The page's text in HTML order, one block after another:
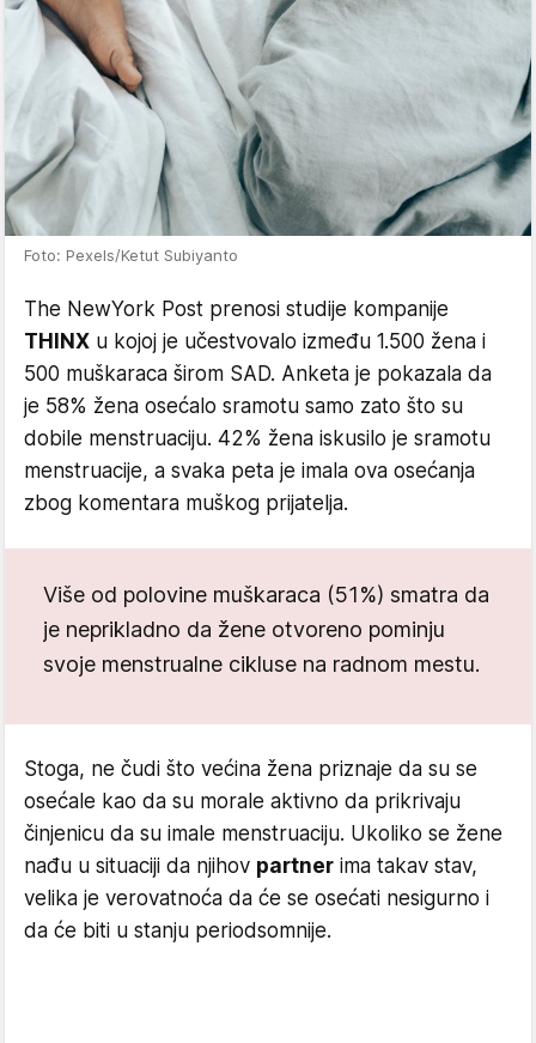
Foto: Pexels/Ketut Subiyanto
The NewYork Post prenosi studije kompanije
THINX u kojoj je učestvovalo između 1.500 žena i
500 muškaraca širom SAD. Anketa je pokazala da
je 58% žena osećalo sramotu samo zato što su
dobile menstruaciju. 42% žena iskusilo je sramotu
menstruacije, a svaka peta je imala ova osećanja
zbog komentara muškog prijatelja.
Više od polovine muškaraca (51%) smatra da
je neprikladno da žene otvoreno pominju
svoje menstrualne cikluse na radnom mestu.
Stoga, ne čudi što većina žena priznaje da su se
osećale kao da su morale aktivno da prikrivaju
činjenicu da su imale menstruaciju. Ukoliko se žene
nađu u situaciji da njihov partner ima takav stav,
velika je verovatnoća da će se osećati nesigurno i
da će biti u stanju periodsomnije.